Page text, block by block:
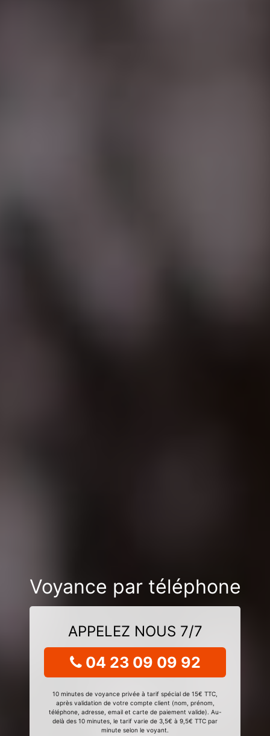
Voyance par téléphone
APPELEZ NOUS 7/7
04 23 09 09 92
10 minutes de voyance privée à tarif spécial de 15€ TTC,
après validation de votre compte client (nom, prénom,
téléphone, adresse, email et carte de paiement valide). Au-
delà des 10 minutes, le tarif varie de 3,5€ à 9,5€ TTC par
minute selon le voyant.